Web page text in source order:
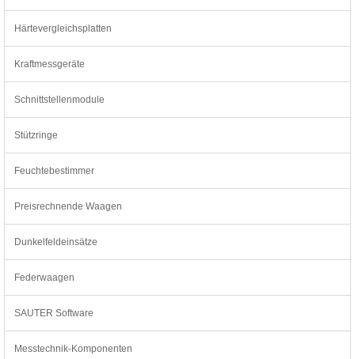
Härtevergleichsplatten
Kraftmessgeräte
Schnittstellenmodule
Stützringe
Feuchtebestimmer
Preisrechnende Waagen
Dunkelfeldeinsätze
Federwaagen
SAUTER Software
Messtechnik-Komponenten